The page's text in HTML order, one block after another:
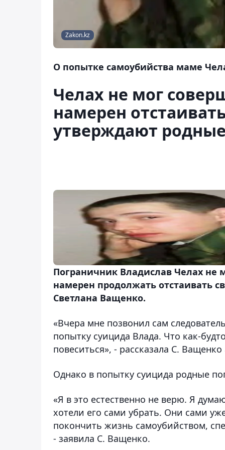
Zakon.kz
О попытке самоубийства маме
Челах не мог
намерен
утверждают
Пограничник Владислав Челах не
намерен продолжать отстаивать
Светлана Ващенко.
«Вчера мне позвонил сам
попытку суицида Влада. Что как-
повеситься», - рассказала С. Ващенко
Однако в попытку суицида родные
«Я в это естественно не верю. Я
хотели его сами убрать. Они сами
покончить жизнь самоубийством,
- заявила С. Ващенко.